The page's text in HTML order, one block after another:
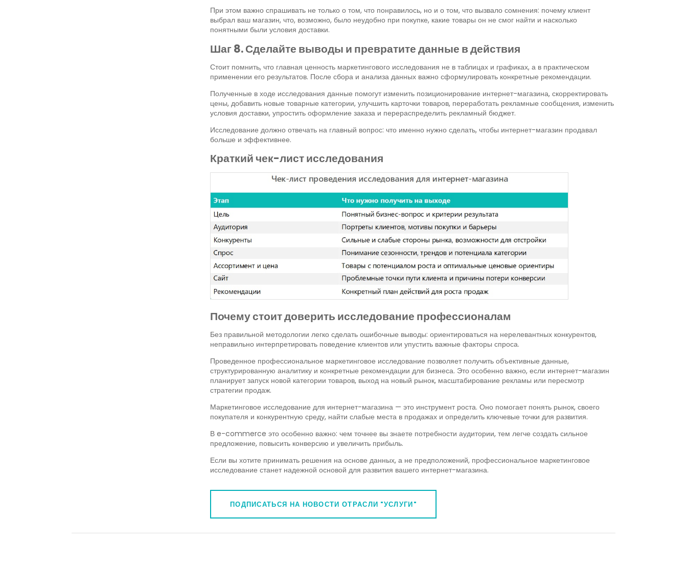
При этом важно спрашивать не только о том, что понравилось, но и о том, что вызвало сомнения: почему клиент
выбрал ваш магазин, что, возможно, было неудобно при покупке, какие товары он не смог найти и насколько
понятными были условия доставки.
Шаг 8. Сделайте выводы и превратите данные в действия
Стоит помнить, что главная ценность маркетингового исследования не в таблицах и графиках, а в практическом
применении его результатов. После сбора и анализа данных важно сформулировать конкретные рекомендации.
Полученные в ходе исследования данные помогут изменить позиционирование интернет-магазина, скорректировать
цены, добавить новые товарные категории, улучшить карточки товаров, переработать рекламные сообщения, изменить
условия доставки, упростить оформление заказа и перераспределить рекламный бюджет.
Исследование должно отвечать на главный вопрос: что именно нужно сделать, чтобы интернет-магазин продавал
больше и эффективнее.
Краткий чек-лист исследования
Почему стоит доверить исследование профессионалам
Без правильной методологии легко сделать ошибочные выводы: ориентироваться на нерелевантных конкурентов,
неправильно интерпретировать поведение клиентов или упустить важные факторы спроса.
Проведенное профессиональное маркетинговое исследование позволяет получить объективные данные,
структурированную аналитику и конкретные рекомендации для бизнеса. Это особенно важно, если интернет-магазин
планирует запуск новой категории товаров, выход на новый рынок, масштабирование рекламы или пересмотр
стратегии продаж.
Маркетинговое исследование для интернет-магазина — это инструмент роста. Оно помогает понять рынок, своего
покупателя и конкурентную среду, найти слабые места в продажах и определить ключевые точки для развития.
В e-commerce это особенно важно: чем точнее вы знаете потребности аудитории, тем легче создать сильное
предложение, повысить конверсию и увеличить прибыль.
Если вы хотите принимать решения на основе данных, а не предположений, профессиональное маркетинговое
исследование станет надежной основой для развития вашего интернет-магазина.
ПОДПИСАТЬСЯ НА НОВОСТИ ОТРАСЛИ "УСЛУГИ"